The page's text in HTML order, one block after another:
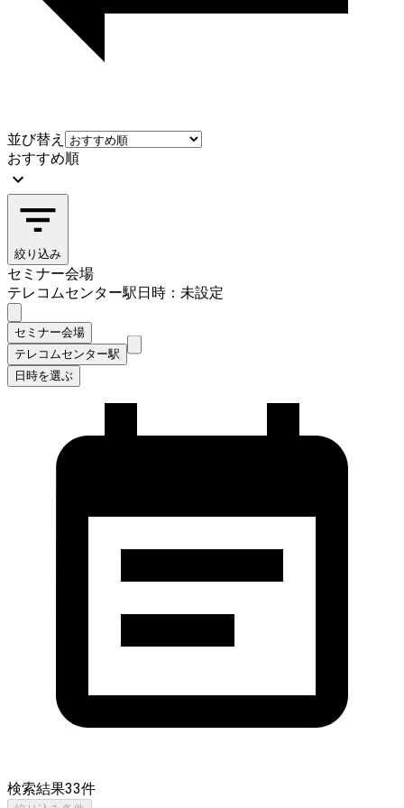
並び替え
おすすめ順
絞り込み
セミナー会場
テレコムセンター駅日時：未設定
セミナー会場
テレコムセンター駅
日時を選ぶ
検索結果33件